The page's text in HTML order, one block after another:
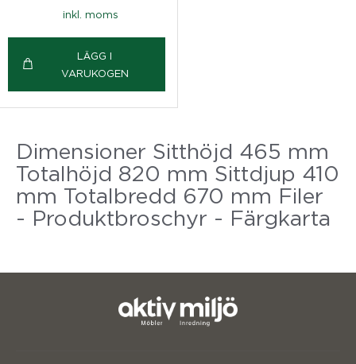
inkl. moms
LÄGG I
VARUKOGEN
Dimensioner Sitthöjd 465 mm
Totalhöjd 820 mm Sittdjup 410
mm Totalbredd 670 mm Filer
- Produktbroschyr - Färgkarta